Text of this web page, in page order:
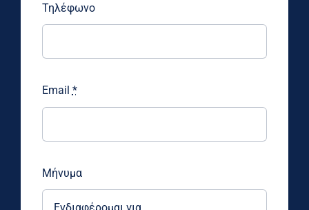
Τηλέφωνο
Email *
Μήνυμα